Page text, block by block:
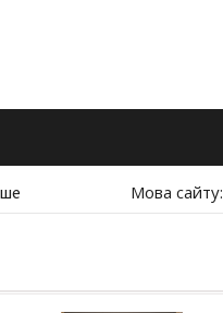
Мова сайту: